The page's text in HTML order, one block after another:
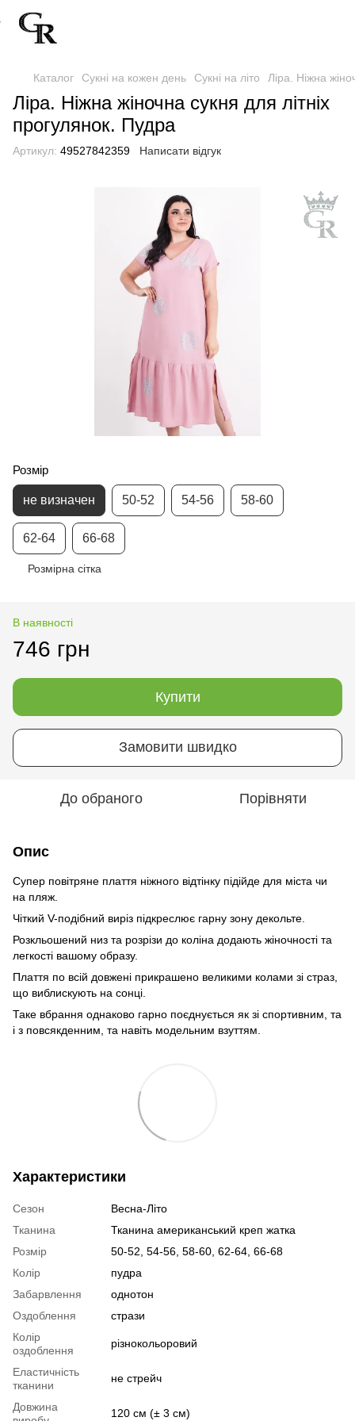
Каталог Сукні на кожен день Сукні на літо Ліра. Ніжна
Ліра. Ніжна жіночна сукня для літніх
прогулянок. Пудра
Артикул: 49527842359 Написати відгук
Розмір
не визначен 50-52 54-56 58-60
62-64 66-68
Розмірна сітка
В наявності
746 грн
Купити
Замовити швидко
До обраного Порівняти
Опис
Супер повітряне плаття ніжного відтінку підійде для міста чи
на пляж.
Чіткий V-подібний виріз підкреслює гарну зону декольте.
Розкльошений низ та розрізи до коліна додають жіночності та
легкості вашому образу.
Плаття по всій довжені прикрашено великими колами зі страз,
що виблискують на сонці.
Таке вбрання однаково гарно поєднується як зі спортивним, та
і з повсякденним, та навіть модельним взуттям.
Характеристики
Сезон
Весна-Літо
Тканина
Тканина американський креп жатка
Розмір
50-52, 54-56, 58-60, 62-64, 66-68
Колір
пудра
Забарвлення
однотон
Оздоблення
стрази
Колір
оздоблення
різнокольоровий
Еластичність
тканини
не стрейч
Довжина
120 см (± 3 см)